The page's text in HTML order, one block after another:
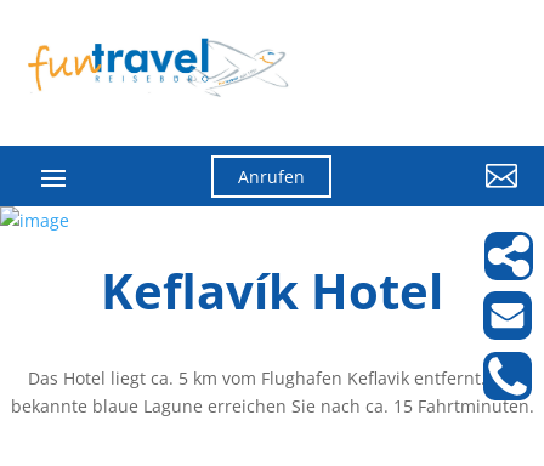
Anrufen 
Keflavík Hotel
Das Hotel liegt ca. 5 km vom Flughafen Keflavik entfernt. Die
bekannte blaue Lagune erreichen Sie nach ca. 15 Fahrtminuten.